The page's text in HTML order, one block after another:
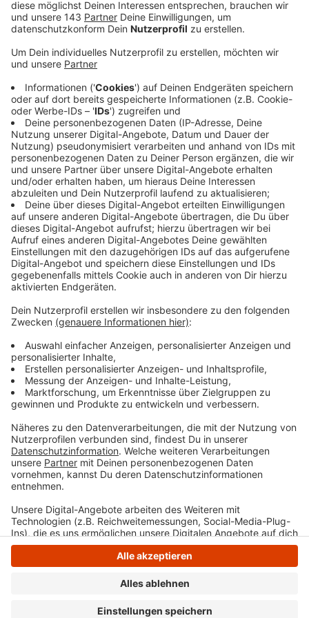
Daraufhin hat das Kreisveterinäramt einige
Untersuchungsgebiete eingerichtet. Dort wird das
Amt bei allen Bienenvölkern Proben nehmen. Die
Untersuchungsgebiete liegen in Hattingen,
Sprockhövel und in einigen Wittener Randgebieten.
Die bakterielle Erkrankung Amerikanische Faulbrut
befällt über die erwachsenen Bienen die Brut und
tötet sie komplett. Für Menschen ist sie
ungefährlich. In diesem Zusammenhang erninnert
der Kreis daran, dass alle Imkerinnen und Imker
verpflichtet sind, Anzahl und Standort ihrer Völker
zu melden.
Für die Meldung ist die Angabe des Standortes/der
Adresse sowie einer Telefonnummer ausreichend.
Geschickt werden kann sie an die E-Mail Adresse
vet.amt@en-kreis.de. Ansprechpartnerin für
Rückfragen ist Dr. Ursula Mischke-Koning,
Tel.:02336 93-2404.
Veröffentlicht:Montag, 22.04.2024 08:50
Anzeige
Anzeige